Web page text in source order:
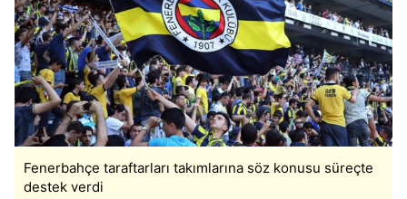
Fenerbahçe taraftarları takımlarına söz konusu süreçte
destek verdi